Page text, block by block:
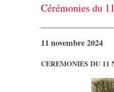
Cérémonies du
11 novembre 2024
CEREMONIES DU 11